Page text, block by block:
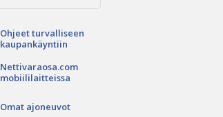
Ohjeet turvalliseen
kaupankäyntiin
Nettivaraosa.com
mobiililaitteissa
Omat ajoneuvot